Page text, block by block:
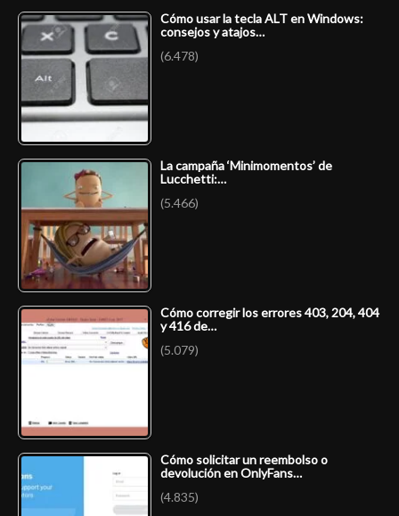
Cómo usar la tecla ALT en Windows:
consejos y atajos…
(6.478)
La campaña ‘Minimomentos’ de
Lucchetti:…
(5.466)
Cómo corregir los errores 403, 204, 404
y 416 de…
(5.079)
Cómo solicitar un reembolso o
devolución en OnlyFans…
(4.835)